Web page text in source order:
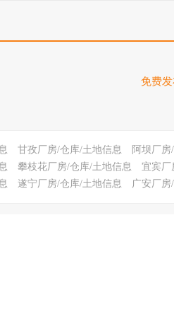
免费
甘孜厂房/仓库/土地信息 阿坝厂
攀枝花厂房/仓库/土地信息 宜宾厂
遂宁厂房/仓库/土地信息 广安厂房